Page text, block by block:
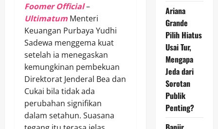
Foomer Official–
Ultimatum Menteri
Keuangan Purbaya Yudhi
Sadewa menggema kuat
setelah ia menegaskan
kemungkinan pembekuan
Direktorat Jenderal Bea dan
Cukai bila tidak ada
perubahan signifikan
dalam setahun. Suasana
Ariana
Grande
Pilih Hiatus
Usai Tur,
Mengapa
Jeda dari
Sorotan
Publik
Penting?